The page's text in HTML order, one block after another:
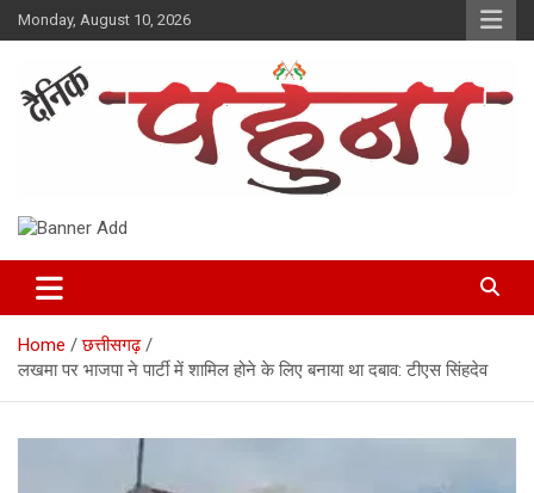
Skip
to
Monday, August 10, 2026
Dainik Pahuna
Home
छत्तीसगढ़
लखमा पर भाजपा ने पार्टी में शामिल होने के लिए बनाया था दबाव: टीएस सिंहदेव